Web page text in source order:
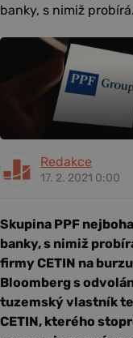
banky, s nimiž
Redakce
17. 2. 2021 0:00
Skupina PPF
banky, s nimiž
firmy CETIN na
Bloomberg s
tuzemský vlastník
CETIN, kterého